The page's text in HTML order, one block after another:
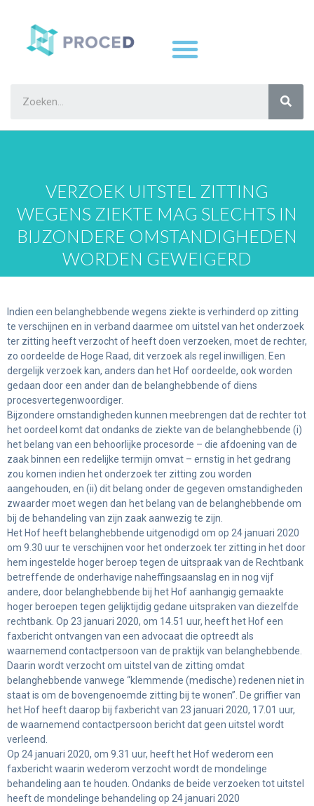
VERZOEK UITSTEL ZITTING
WEGENS ZIEKTE MAG SLECHTS IN
BIJZONDERE OMSTANDIGHEDEN
WORDEN GEWEIGERD
Indien een belanghebbende wegens ziekte is verhinderd op zitting
te verschijnen en in verband daarmee om uitstel van het onderzoek
ter zitting heeft verzocht of heeft doen verzoeken, moet de rechter,
zo oordeelde de Hoge Raad, dit verzoek als regel inwilligen. Een
dergelijk verzoek kan, anders dan het Hof oordeelde, ook worden
gedaan door een ander dan de belanghebbende of diens
procesvertegenwoordiger.
Bijzondere omstandigheden kunnen meebrengen dat de rechter tot
het oordeel komt dat ondanks de ziekte van de belanghebbende (i)
het belang van een behoorlijke procesorde – die afdoening van de
zaak binnen een redelijke termijn omvat – ernstig in het gedrang
zou komen indien het onderzoek ter zitting zou worden
aangehouden, en (ii) dit belang onder de gegeven omstandigheden
zwaarder moet wegen dan het belang van de belanghebbende om
bij de behandeling van zijn zaak aanwezig te zijn.
Het Hof heeft belanghebbende uitgenodigd om op 24 januari 2020
om 9.30 uur te verschijnen voor het onderzoek ter zitting in het door
hem ingestelde hoger beroep tegen de uitspraak van de Rechtbank
betreffende de onderhavige naheffingsaanslag en in nog vijf
andere, door belanghebbende bij het Hof aanhangig gemaakte
hoger beroepen tegen gelijktijdig gedane uitspraken van diezelfde
rechtbank. Op 23 januari 2020, om 14.51 uur, heeft het Hof een
faxbericht ontvangen van een advocaat die optreedt als
waarnemend contactpersoon van de praktijk van belanghebbende.
Daarin wordt verzocht om uitstel van de zitting omdat
belanghebbende vanwege “klemmende (medische) redenen niet in
staat is om de bovengenoemde zitting bij te wonen”. De griffier van
het Hof heeft daarop bij faxbericht van 23 januari 2020, 17.01 uur,
de waarnemend contactpersoon bericht dat geen uitstel wordt
verleend.
Op 24 januari 2020, om 9.31 uur, heeft het Hof wederom een
faxbericht waarin wederom verzocht wordt de mondelinge
behandeling aan te houden. Ondanks de beide verzoeken tot uitstel
heeft de mondelinge behandeling op 24 januari 2020